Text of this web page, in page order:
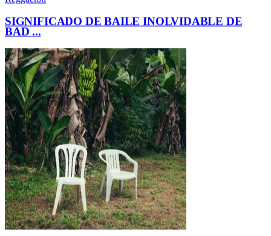
AMOR-DESAMOR / BAD BUNNY
NUEVO DESCUBRIMIENTO
LA HISTORIA DETRÁS DE BEAT IT DE
MICHAEL...